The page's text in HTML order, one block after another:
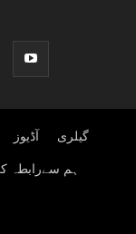
آڈیوز گیلری
ہم سےرابطہ